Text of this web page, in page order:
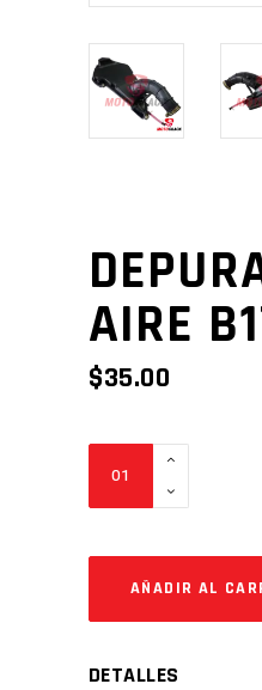
AIRE
$35.00
DEPURADOR
B17
CantidadAÑADIR AL
DETALLES